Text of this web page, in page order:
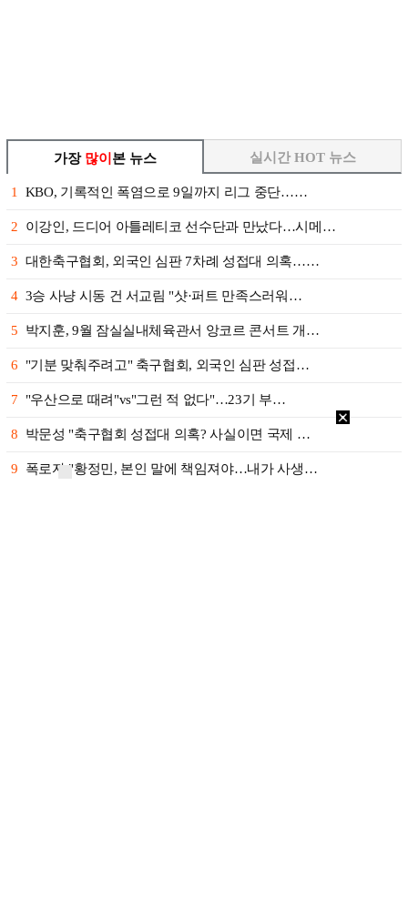
가장 많이 본 뉴스
1 KBO, 기록적인 폭염으로 9일까지 리그 중단……
2 이강인, 드디어 아틀레티코 선수단과 만났다…시메…
3 대한축구협회, 외국인 심판 7차례 성접대 의혹……
4 3승 사냥 시동 건 서교림 "샷·퍼트 만족스러워…
5 박지훈, 9월 잠실실내체육관서 앙코르 콘서트 개…
6 "기분 맞춰주려고" 축구협회, 외국인 심판 성접…
7 "우산으로 때려"vs"그런 적 없다"…23기 부…
8 박문성 "축구협회 성접대 의혹? 사실이면 국제 …
9 폭로자 "황정민, 본인 말에 책임져야…내가 사생…
실시간 HOT 뉴스